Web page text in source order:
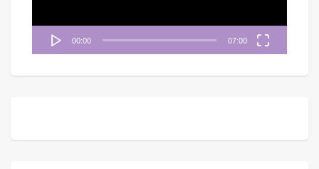
00:00 07:00